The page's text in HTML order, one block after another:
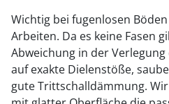
Wichtig bei fugenlosen
Arbeiten. Da es keine Fasen
Abweichung in der
auf exakte Dielenstöße,
gute Trittschalldämmung.